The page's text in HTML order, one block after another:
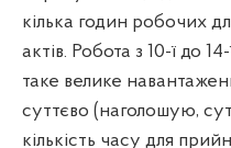
кілька годин робочих
актів. Робота з 10-ї до
таке велике
суттєво (наголошую,
кількість часу для